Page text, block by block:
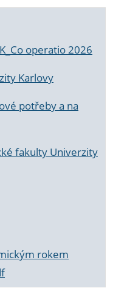
operatio 2026
Karlovy
potřeby a na
fakulty Univerzity
rokem